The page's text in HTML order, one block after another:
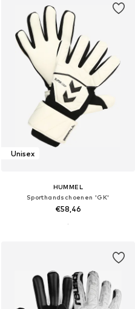
Unisex
HUMMEL
Sporthandschoenen 'GK'
€58,46